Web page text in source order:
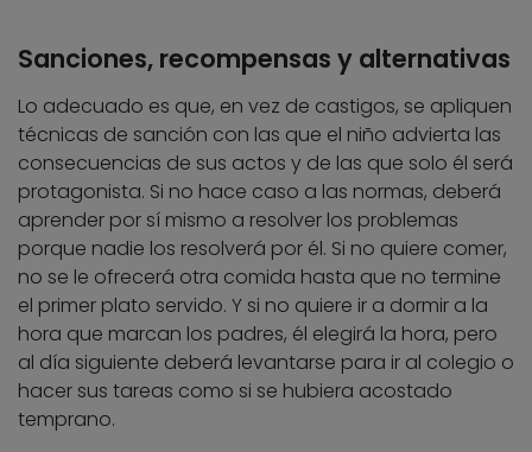
Sanciones, recompensas y alternativas
Lo adecuado es que, en vez de castigos, se apliquen
técnicas de sanción con las que el niño advierta las
consecuencias de sus actos y de las que solo él será
protagonista. Si no hace caso a las normas, deberá
aprender por sí mismo a resolver los problemas
porque nadie los resolverá por él. Si no quiere comer,
no se le ofrecerá otra comida hasta que no termine
el primer plato servido. Y si no quiere ir a dormir a la
hora que marcan los padres, él elegirá la hora, pero
al día siguiente deberá levantarse para ir al colegio o
hacer sus tareas como si se hubiera acostado
temprano.